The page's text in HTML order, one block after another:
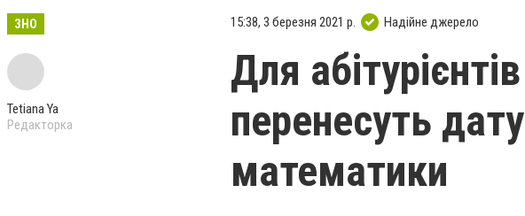
ЗНО
Tetiana Ya
Редакторка
15:38, 3 березня 2021 р. Надійне джерело
Для
перенесуть
математики